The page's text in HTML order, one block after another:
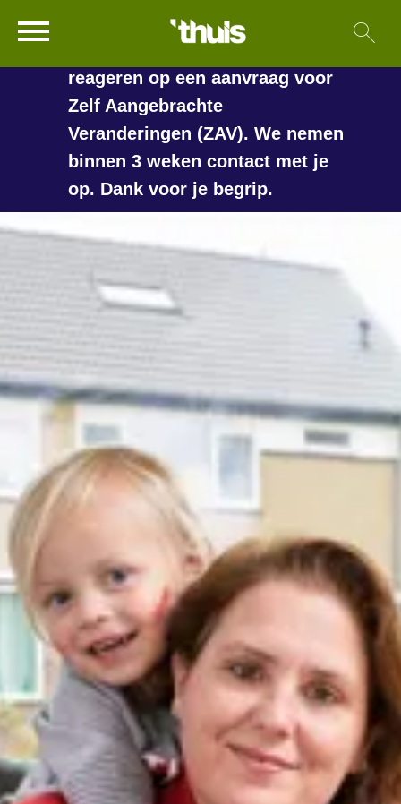
Naar hoofdinhoud
Naar hoofdnavigatiemenu
Naar zoeken
Naar de homepage
Ga naar Hoofd
langer duren voordat we
reageren op een aanvraag voor
Zelf Aangebrachte
Veranderingen (ZAV). We nemen
binnen 3 weken contact met je
op. Dank voor je begrip.